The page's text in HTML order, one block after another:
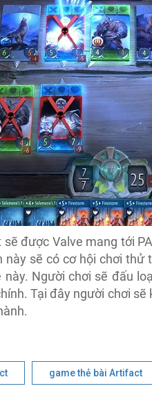
được Valve mang tới
này sẽ có cơ hội chơi
Người chơi sẽ đấu
Tại đây người chơi
game thẻ bài Artifact